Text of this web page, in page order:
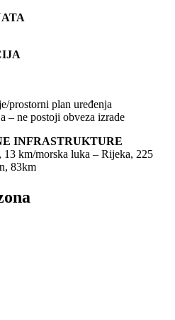
prostorni plan uređenja
– ne postoji obveza izrade
INFRASTRUKTURE
13 km/morska luka – Rijeka, 225
83km